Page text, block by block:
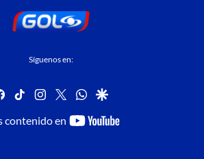
Síguenos en:
facebook
tiktok instagram
twitterwhatsapp
google
contenido en
youtube-